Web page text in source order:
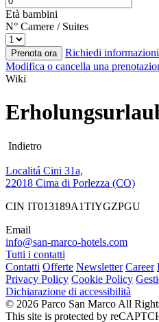
Età bambini
N° Camere / Suites
Prenota ora
Richiedi informazioni
Modifica o cancella una
Wiki
Indietro
Localitá Cini 31a,
22018 Cima di Porlezza (CO)
CIN IT013189A1TIYGZPGU
Email
info@san-marco-hotels.com
Tutti i contatti
Contatti Offerte Newsletter Career
Privacy Policy Cookie Policy
Dichiarazione di accessibilità
© 2026 Parco San Marco All
This site is protected by